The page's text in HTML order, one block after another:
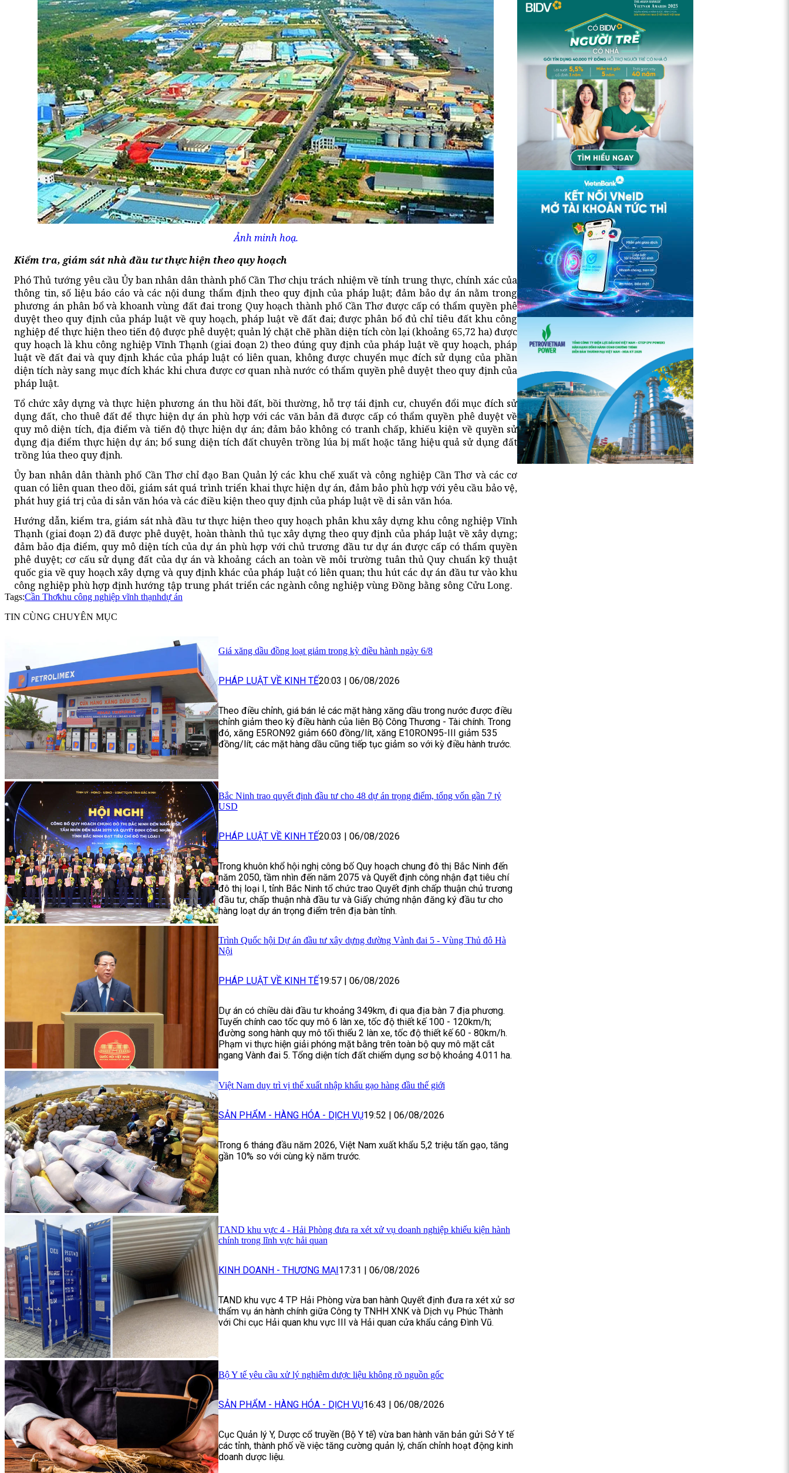
Ảnh minh hoạ.
Kiểm tra, giám sát nhà đầu tư thực hiện theo quy hoạch
Phó Thủ tướng yêu cầu Ủy ban nhân dân thành phố Cần Thơ chịu trách nhiệm về tính trung thực, chính xác của
thông tin, số liệu báo cáo và các nội dung thẩm định theo quy định của pháp luật; đảm bảo dự án nằm trong
phương án phân bổ và khoanh vùng đất đai trong Quy hoạch thành phố Cần Thơ được cấp có thẩm quyền phê
duyệt theo quy định của pháp luật về quy hoạch, pháp luật về đất đai; được phân bổ đủ chỉ tiêu đất khu công
nghiệp để thực hiện theo tiến độ được phê duyệt; quản lý chặt chẽ phần diện tích còn lại (khoảng 65,72 ha) được
quy hoạch là khu công nghiệp Vĩnh Thạnh (giai đoạn 2) theo đúng quy định của pháp luật về quy hoạch, pháp
luật về đất đai và quy định khác của pháp luật có liên quan, không được chuyển mục đích sử dụng của phần
diện tích này sang mục đích khác khi chưa được cơ quan nhà nước có thẩm quyền phê duyệt theo quy định của
pháp luật.
Tổ chức xây dựng và thực hiện phương án thu hồi đất, bồi thường, hỗ trợ tái định cư, chuyển đổi mục đích sử
dụng đất, cho thuê đất để thực hiện dự án phù hợp với các văn bản đã được cấp có thẩm quyền phê duyệt về
quy mô diện tích, địa điểm và tiến độ thực hiện dự án; đảm bảo không có tranh chấp, khiếu kiện về quyền sử
dụng địa điểm thực hiện dự án; bổ sung diện tích đất chuyên trồng lúa bị mất hoặc tăng hiệu quả sử dụng đất
trồng lúa theo quy định.
Ủy ban nhân dân thành phố Cần Thơ chỉ đạo Ban Quản lý các khu chế xuất và công nghiệp Cần Thơ và các cơ
quan có liên quan theo dõi, giám sát quá trình triển khai thực hiện dự án, đảm bảo phù hợp với yêu cầu bảo vệ,
phát huy giá trị của di sản văn hóa và các điều kiện theo quy định của pháp luật về di sản văn hóa.
Hướng dẫn, kiểm tra, giám sát nhà đầu tư thực hiện theo quy hoạch phân khu xây dựng khu công nghiệp Vĩnh
Thạnh (giai đoạn 2) đã được phê duyệt, hoàn thành thủ tục xây dựng theo quy định của pháp luật về xây dựng;
đảm bảo địa điểm, quy mô diện tích của dự án phù hợp với chủ trương đầu tư dự án được cấp có thẩm quyền
phê duyệt; cơ cấu sử dụng đất của dự án và khoảng cách an toàn về môi trường tuân thủ Quy chuẩn kỹ thuật
quốc gia về quy hoạch xây dựng và quy định khác của pháp luật có liên quan; thu hút các dự án đầu tư vào khu
công nghiệp phù hợp định hướng tập trung phát triển các ngành công nghiệp vùng Đồng bằng sông Cửu Long.
Tags:Cần Thơkhu công nghiệp vĩnh thạnhdự án
TIN CÙNG CHUYÊN MỤC
Giá xăng dầu đồng loạt giảm trong kỳ điều hành ngày 6/8
PHÁP LUẬT VỀ KINH TẾ20:03 06/08/2026
Theo điều chỉnh, giá bán lẻ các mặt hàng xăng dầu trong nước được điều
chỉnh giảm theo kỳ điều hành của liên Bộ Công Thương - Tài chính. Trong
đó, xăng E5RON92 giảm 660 đồng/lít, xăng E10RON95-III giảm 535
đồng/lít; các mặt hàng dầu cũng tiếp tục giảm so với kỳ điều hành trước.
Bắc Ninh trao quyết định đầu tư cho 48 dự án trọng điểm, tổng vốn gần 7 tỷ
USD
PHÁP LUẬT VỀ KINH TẾ20:03 | 06/08/2026
Trong khuôn khổ hội nghị công bố Quy hoạch chung đô thị Bắc Ninh đến
năm 2050, tầm nhìn đến năm 2075 và Quyết định công nhận đạt tiêu chí
đô thị loại I, tỉnh Bắc Ninh tổ chức trao Quyết định chấp thuận chủ trương
đầu tư, chấp thuận nhà đầu tư và Giấy chứng nhận đăng ký đầu tư cho
hàng loạt dự án trọng điểm trên địa bàn tỉnh.
Trình Quốc hội Dự án đầu tư xây dựng đường Vành đai 5 - Vùng Thủ đô Hà
Nội
PHÁP LUẬT VỀ KINH TẾ19:57 06/08/2026
Dự án có chiều dài đầu tư khoảng 349km, đi qua địa bàn 7 địa phương.
Tuyến chính cao tốc quy mô 6 làn xe, tốc độ thiết kế 100 - 120km/h;
đường song hành quy mô tối thiểu 2 làn xe, tốc độ thiết kế 60 - 80km/h.
Phạm vi thực hiện giải phóng mặt bằng trên toàn bộ quy mô mặt cắt
ngang Vành đai 5. Tổng diện tích đất chiếm dụng sơ bộ khoảng 4.011 ha.
Việt Nam duy trì vị thế xuất nhập khẩu gạo hàng đầu thế giới
SẢN PHẨM - HÀNG HÓA - DỊCH VỤ19:52 | 06/08/2026
Trong 6 tháng đầu năm 2026, Việt Nam xuất khẩu 5,2 triệu tấn gạo, tăng
gần 10% so với cùng kỳ năm trước.
TAND khu vực 4 - Hải Phòng đưa ra xét xử vụ doanh nghiệp khiếu kiện hành
chính trong lĩnh vực hải quan
KINH DOANH - THƯƠNG MẠI 17:31 06/08/2026
TAND khu vực 4 TP Hải Phòng vừa ban hành Quyết định đưa ra xét xử sơ
thẩm vụ án hành chính giữa Công ty TNHH XNK và Dịch vụ Phúc Thành
với Chi cục Hải quan khu vực III và Hải quan cửa khẩu cảng Đình Vũ.
Bộ Y tế yêu cầu xử lý nghiêm dược liệu không rõ nguồn gốc
SẢN PHẨM - HÀNG HÓA - DỊCH VỤ16:43 | 06/08/2026
Cục Quản lý Y, Dược cổ truyền (Bộ Y tế) vừa ban hành văn bản gửi Sở Y tế
các tỉnh, thành phố về việc tăng cường quản lý, chấn chỉnh hoạt động kinh
doanh dược liệu.